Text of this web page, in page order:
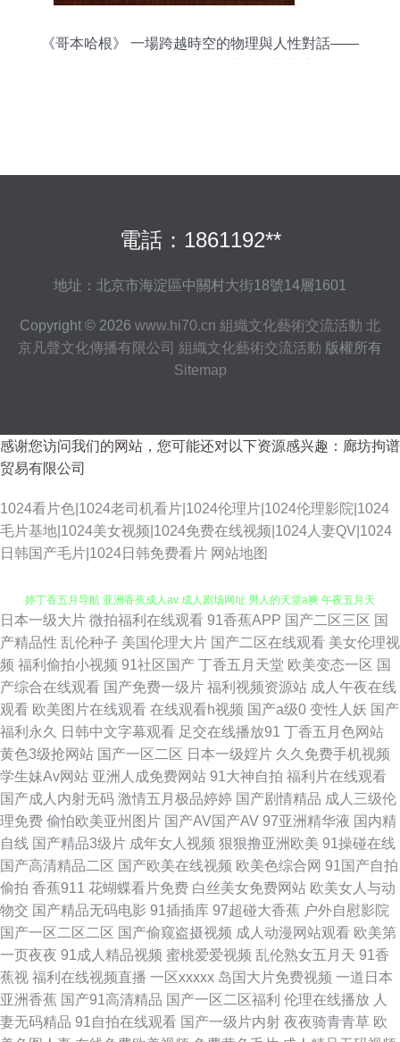
《哥本哈根》 一場跨越時空的物理與人性對話——
電話：1861192**
地址：北京市海淀區中關村大街18號14層1601
Copyright © 2026 www.hi70.cn 組織文化藝術交流活動 北
京凡聲文化傳播有限公司 組織文化藝術交流活動 版權所有
Sitemap
感谢您访问我们的网站，您可能还对以下资源感兴趣：廊坊拘谱
贸易有限公司
1024看片色|1024老司机看片|1024伦理片|1024伦理影院|1024
毛片基地|1024美女视频|1024免费在线视频|1024人妻QV|1024
日韩国产毛片|1024日韩免费看片 网站地图
国产欧美伊人 狠狠色97 AV更新资源站 韩国青草无码观看 欧美第与11页 婷
婷丁香五月导航 亚洲香蕉成人av 成人剧场网址 男人的天堂a爽 午夜五月天
福利 大香蕉福利网 欧美色一区 天堂社区大香蕉 白丝高潮玩哭 精品国产乱子
伦 欧美孕妇性爱 亚洲色图欧美另类 俺去也五月天网址 韩国床上a级视频 天
天射婷婷影院 成人网址导航大全 美女黄视WWWW 微拍福利69 91蜜桃精品
入口 成人网址在线播放 欧美第一页导航 亚洲成人在线播放 成人VA视频 丝袜
性爱影片 www欧美日 欧美成人中文字幕 亚洲内射黄网站 国产理论在线观看
日韩av网址在线 中文字幕久久精品 超碰91资源 美女红杏网站 无码午夜影院
av资源网站搜索 国产精品成品人品 欧美性爱一区区 自慰喷涌一线天 大香蕉
伊人美色 老湿影院福利区 午夜久久影视 变态另类电影av 蜜臀gv蜜芽 天堂逼
日本一级大片 微拍福利在线观看 91香蕉APP 国产二区三区 国
产精品性 乱伦种子 美国伦理大片 国产二区在线观看 美女伦理视
频 福利偷拍小视频 91社区国产 丁香五月天堂 欧美变态一区 国
产综合在线观看 国产免费一级片 福利视频资源站 成人午夜在线
观看 欧美图片在线观看 在线观看h视频 国产a级0 变性人妖 国产
福利永久
日韩中文字幕观看 足交在线播放91 丁香五月色网站
黄色3级抢网站 国产一区二区 日本一级婬片 久久免费手机视频
学生妹Av网站 亚洲人成免费网站 91大神自拍 福利片在线观看
国产成人内射无码 激情五月极品婷婷 国产剧情精品 成人三级伦
理免费 偷怕欧美亚州图片 国产AV国产AV 97亚洲精华液 国内精
自线 国产精品3级片 成年女人视频 狠狠撸亚洲欧美 91操碰在线
国产高清精品二区 国产欧美在线视频 欧美色综合网 91国产自拍
偷拍 香蕉911 花蝴蝶看片免费 白丝美女免费网站 欧美女人与动
物交 国产精品无码电影 91插插库 97超碰大香蕉 户外自慰影院
国产一区二区二区 国产偷窥盗摄视频 成人动漫网站观看 欧美第
一页夜夜 91成人精品视频 蜜桃爱爱视频 乱伦熟女五月天 91香
蕉视 福利在线视频直播 一区xxxxx 岛国大片免费视频 一道日本
亚洲香蕉 国产91高清精品 国产一区二区福利 伦理在线播放 人
妻无码精品 91自拍在线观看 国产一级片内射 夜夜骑青青草 欧